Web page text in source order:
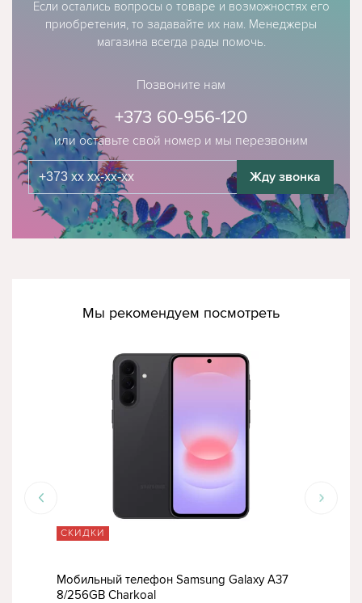
Если остались вопросы о товаре и возможностях его
приобретения, то задавайте их нам. Менеджеры
магазина всегда рады помочь.
Позвоните нам
или оставьте свой номер и мы перезвоним
+373 60-956-120
Жду звонка
Мы рекомендуем посмотреть
СКИДКИ
Мобильный телефон Samsung Galaxy A37
8/256GB Charkoal